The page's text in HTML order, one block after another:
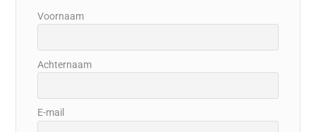
Voornaam
Achternaam
E-mail